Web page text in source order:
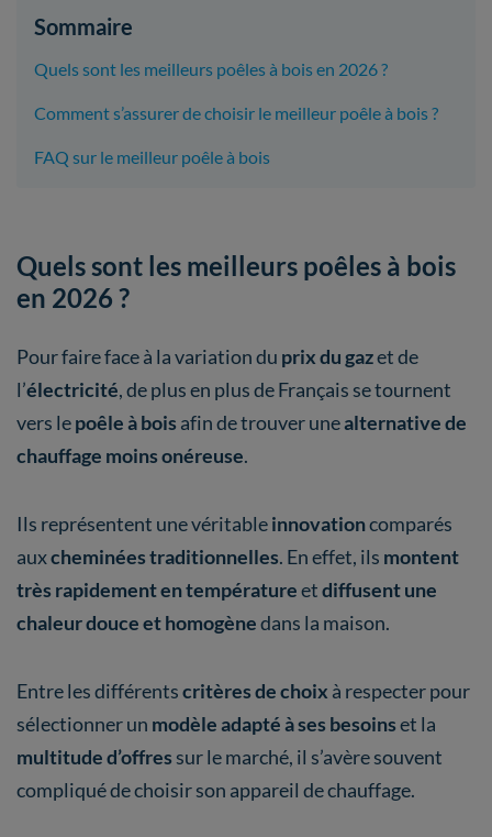
Sommaire
Quels sont les meilleurs poêles à bois en 2026 ?
Comment s’assurer de choisir le meilleur poêle à bois ?
FAQ sur le meilleur poêle à bois
Quels sont les meilleurs poêles à bois
en 2026 ?
Pour faire face à la variation du prix du gazet de
l’électricité, de plus en plus de Français se tournent
vers lepoêle à bois afin de trouver unealternative de
chauffage moins onéreuse.
Ils représentent une véritableinnovationcomparés
auxcheminées traditionnelles. En effet, ils montent
très rapidement en températureetdiffusent une
chaleur douce et homogènedans la maison.
Entre les différentscritères de choix à respecter pour
sélectionner un modèle adapté à ses besoinset la
multitude d’offres sur le marché, il s’avère souvent
compliqué de choisir son appareil de chauffage.